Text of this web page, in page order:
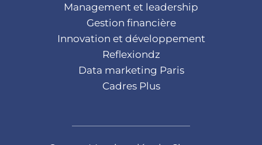
Management et leadership
Gestion financière
Innovation et développement
Reflexiondz
Data marketing Paris
Cadres Plus